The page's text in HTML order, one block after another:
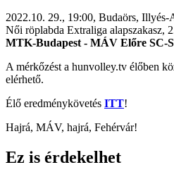
2022.10. 29., 19:00, Budaörs, Illyés-
Női röplabda Extraliga alapszakasz,
MTK-Budapest - MÁV Előre SC-
A mérkőzést a hunvolley.tv élőben
elérhető.
Élő eredménykövetés ITT!
Hajrá, MÁV, hajrá, Fehérvár!
Ez is érdekelhet